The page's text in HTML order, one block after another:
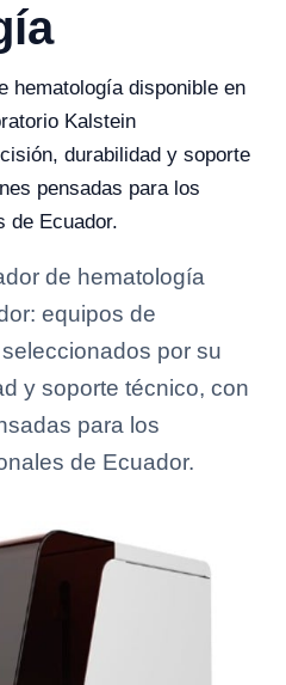
hematología disponible en
Kalstein
durabilidad y soporte
pensadas para los
de Ecuador.
de hematología
equipos de
por su
y soporte técnico, con
para los
de Ecuador.